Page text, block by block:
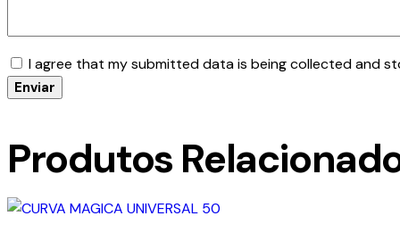
I agree that my submitted data is being collected and
Produtos